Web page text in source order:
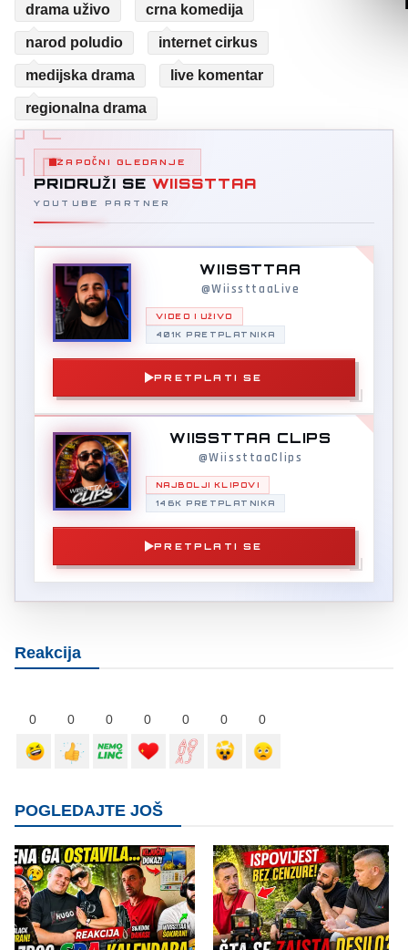
drama uživo crna komedija
narod poludio internet cirkus
medijska drama live komentar
regionalna drama
ZAPOČNI GLEDANJE
PRIDRUŽI SE WIISSTTAA
YOUTUBE PARTNER
WIISSTTAA
@WiissttaaLive
VIDEO I UŽIVO
401K PRETPLATNIKA
PRETPLATI SE
WIISSTTAA CLIPS
@WiissttaaClips
NAJBOLJI KLIPOVI
146K PRETPLATNIKA
PRETPLATI SE
Reakcija
0 0 0 0 0 0 0
POGLEDAJTE JOŠ